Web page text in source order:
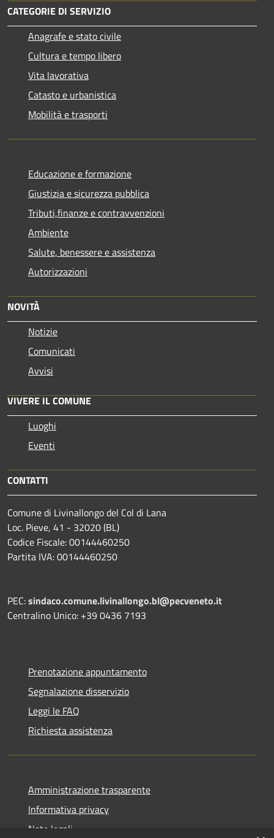
CATEGORIE DI SERVIZIO
Anagrafe e stato civile
Cultura e tempo libero
Vita lavorativa
Catasto e urbanistica
Mobilità e trasporti
Educazione e formazione
Giustizia e sicurezza pubblica
Tributi,finanze e contravvenzioni
Ambiente
Salute, benessere e assistenza
Autorizzazioni
NOVITÀ
Notizie
Comunicati
Avvisi
VIVERE IL COMUNE
Luoghi
Eventi
CONTATTI
Comune di Livinallongo del Col di Lana
Loc. Pieve, 41 - 32020 (BL)
Codice Fiscale: 00144460250
Partita IVA: 00144460250
PEC:sindaco.comune.livinallongo.bl@pecveneto.it
Centralino Unico: +39 0436 7193
Prenotazione appuntamento
Segnalazione disservizio
Leggi le FAQ
Richiesta assistenza
Amministrazione trasparente
Informativa privacy
Note legali